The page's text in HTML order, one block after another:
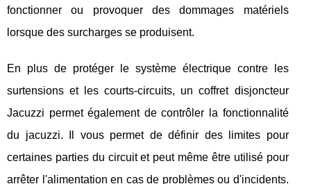
fonctionner ou provoquer des dommages matériels
lorsque des surcharges se produisent.
En plus de protéger le système électrique contre les
surtensions et les courts-circuits, un coffret disjoncteur
Jacuzzi permet également de contrôler la fonctionnalité
du jacuzzi. Il vous permet de définir des limites pour
certaines parties du circuit et peut même être utilisé pour
arrêter l'alimentation en cas de problèmes ou d'incidents.